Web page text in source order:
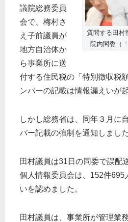
質問する田村
院内閣委（
議院総務委員
会で、梅村さ
え子前議員が
地方自治体か
ら事業所に送
付する住民税の「特別徴収税
ンバーの記載は情報漏えいが
しかし総務省は、同年３月に
バー記載の強制を通知しました
田村議員は31日の同委で誤配
個人情報委員会は、152件695
いを認めました。
田村議員は、事業所が管理業